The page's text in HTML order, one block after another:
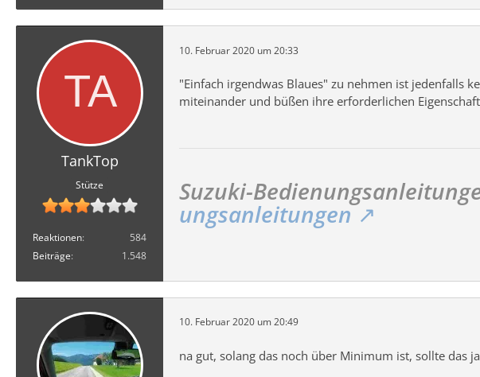
TankTop
Stütze
Reaktionen
584
Beiträge
1.548
10. Februar 2020 um 20:33
"Einfach irgendwas Blaues" zu nehmen ist jedenfalls
miteinander und büßen ihre erforderlichen
Suzuki-
ungsanleitungen
10. Februar 2020 um 20:49
na gut, solang das noch über Minimum ist, sollte das